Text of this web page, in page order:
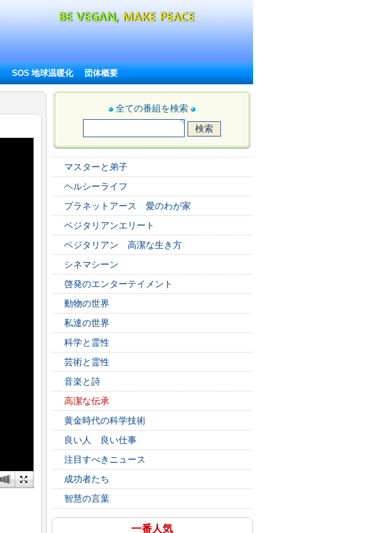
SOS 地球温暖化 団体概要
全ての番組を検索
マスターと弟子
ヘルシーライフ
プラネットアース 愛のわが家
ベジタリアンエリート
ベジタリアン 高潔な生き方
シネマシーン
啓発のエンターテイメント
動物の世界
私達の世界
科学と霊性
芸術と霊性
音楽と詩
高潔な伝承
黄金時代の科学技術
良い人 良い仕事
注目すべきニュース
成功者たち
智慧の言葉
一番人気